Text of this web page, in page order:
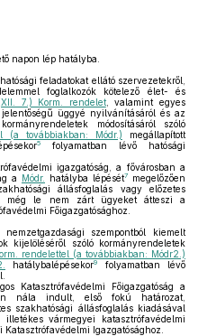
napon lép hatályba.
feladatokat ellátó szervezetekről,
foglalkozók kötelező élet- és
7.) Korm. rendelet, valamint egyes
üggyé nyilvánításáról és az
módosításáról szóló
továbbiakban: Módr.) megállapított
5folyamatban lévő hatósági
igazgatóság, a fővárosban a
a Módr. hatályba lépését7
megelőzően
állásfoglalás vagy előzetes
még le nem zárt ügyeket átteszi a
Főigazgatósághoz.
szempontból kiemelt
kijelöléséről szóló kormányrendeletek
rendelettel (a továbbiakban: Módr2.)
hatálybalépésekor9
folyamatban lévő
Katasztrófavédelmi Főigazgatóság a
nála indult, első fokú határozat,
szakhatósági állásfoglalás kiadásával
vármegyei katasztrófavédelmi
Igazgatósághoz.